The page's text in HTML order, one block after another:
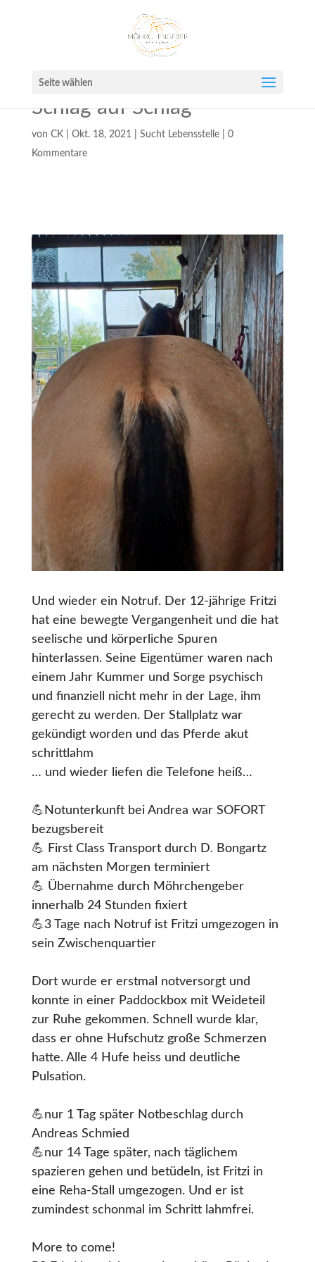
Seite wählen
Schlag auf Schlag
von CK| Okt. 18, 2021 Sucht Lebensstelle| 0
Kommentare
Und wieder ein Notruf. Der 12-jährige Fritzi
hat eine bewegte Vergangenheit und die hat
seelische und körperliche Spuren
hinterlassen. Seine Eigentümer waren nach
einem Jahr Kummer und Sorge psychisch
und finanziell nicht mehr in der Lage, ihm
gerecht zu werden. Der Stallplatz war
gekündigt worden und das Pferde akut
schrittlahm
… und wieder liefen die Telefone heiß…
💪Notunterkunft bei Andrea war SOFORT
bezugsbereit
💪 First Class Transport durch D. Bongartz
am nächsten Morgen terminiert
💪 Übernahme durch Möhrchengeber
innerhalb 24 Stunden fixiert
💪3 Tage nach Notruf ist Fritzi umgezogen in
sein Zwischenquartier
Dort wurde er erstmal notversorgt und
konnte in einer Paddockbox mit Weideteil
zur Ruhe gekommen. Schnell wurde klar,
dass er ohne Hufschutz große Schmerzen
hatte. Alle 4 Hufe heiss und deutliche
Pulsation.
💪nur 1 Tag später Notbeschlag durch
Andreas Schmied
💪nur 14 Tage später, nach täglichem
spazieren gehen und betüdeln, ist Fritzi in
eine Reha-Stall umgezogen. Und er ist
zumindest schonmal im Schritt lahmfrei.
More to come!